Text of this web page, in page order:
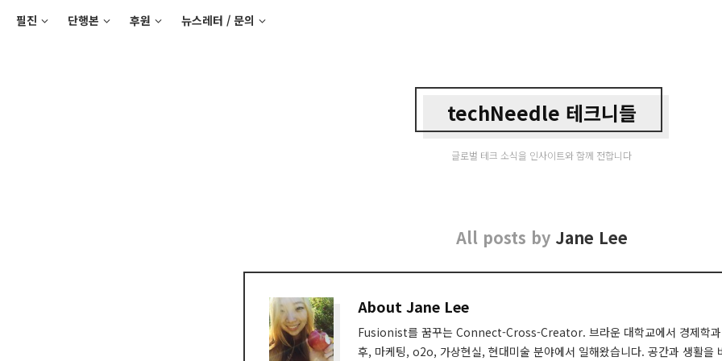
필진 단행본 후원 뉴스레터 / 문의
techNeedle 테크니들
글로벌 테크 소식을 인사이트와 함께 전합니다
All posts by Jane Lee
About Jane Lee
Fusionist를 꿈꾸는 Connect-Cross-Creator. 브라운 대학교에서 경제학과
후, 마케팅, o2o, 가상현실, 현대미술 분야에서 일해왔습니다. 공간과 생활을